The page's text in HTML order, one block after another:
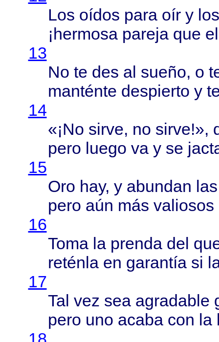
Los oídos para oíry
¡hermosa parejaque
13
No te des al sueño, o
manténte despierto y
14
«¡No sirve, no sirve!»,
pero luego va y se
15
Oro hay, y abundan
pero aún más valiosos
16
Tomala prendadel
reténlaen garantíasi
17
Tal vez sea agradable
pero uno acabacon la